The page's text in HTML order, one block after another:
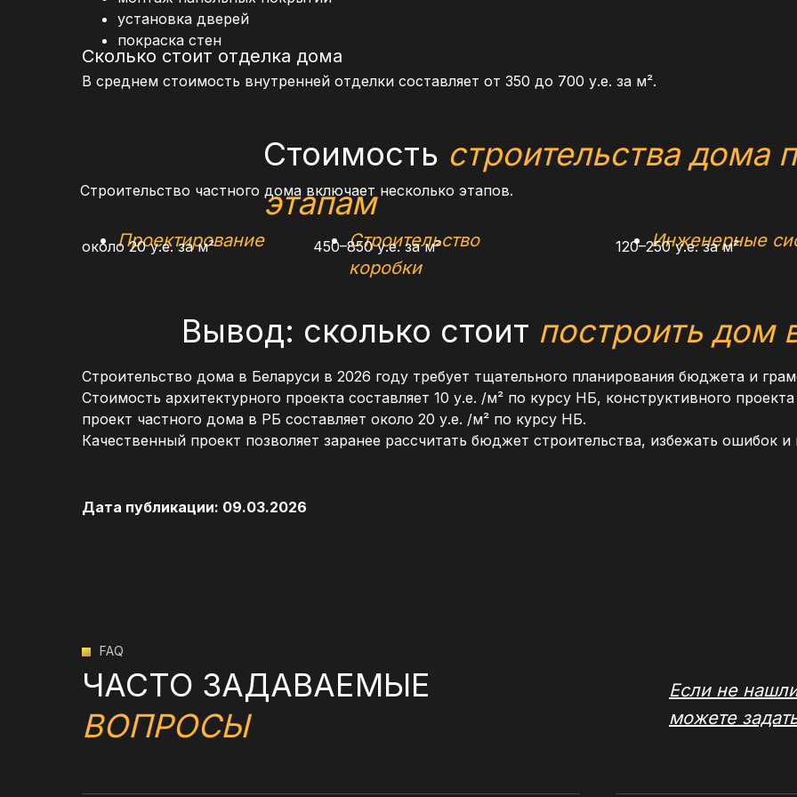
Дата публикации: 09.03.2026
установка дверей
покраска стен
Сколько стоит отделка дома
В среднем стоимость внутренней отделки составляет от 350 до 700 у.е. за м².
Стоимость строительства дома
этапам
Строительство частного дома включает несколько этапов.
Проектирование
около 20 у.е. за м²
Строительство
коробки
450–850 у.е. за м² Инженерные
120–250 у.е. за м²
Вывод: сколько стоит построить дом
Строительство дома в Беларуси в 2026 году требует тщательного планирования бюджета и
Стоимость архитектурного проекта составляет 10 у.е. /м² по курсу НБ, конструктивного
проект частного дома в РБ составляет около 20 у.е. /м² по курсу НБ.
Качественный проект позволяет заранее рассчитать бюджет строительства, избежать ошибок
FAQ
ВОПРОСЫ
ЧАСТО ЗАДАВАЕМЫЕ
Если не
можете